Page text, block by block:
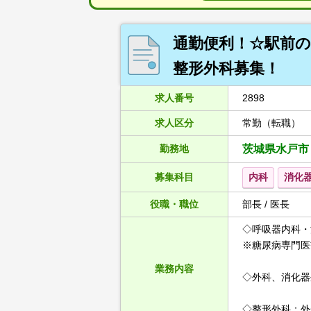
通勤便利！☆駅前
整形外科募集！
求人番号 2898
求人区分 常勤（転職）
勤務地 茨城県水戸市
募集科目 内科 消化
役職・職位 部長 / 医長
業務内容
◇呼吸器内科・
※糖尿病専門
◇外科、消化器